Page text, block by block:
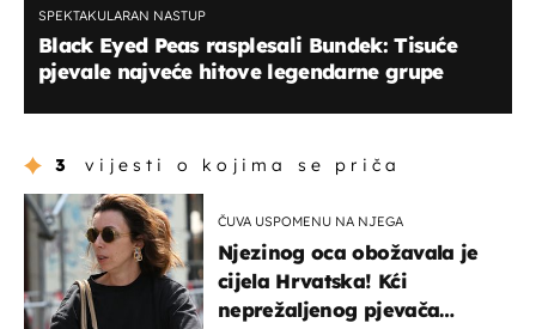
SPEKTAKULARAN NASTUP
Black Eyed Peas rasplesali Bundek: Tisuće
pjevale najveće hitove legendarne grupe
3 vijesti o kojima se priča
ČUVA USPOMENU NA NJEGA
Njezinog oca obožavala je
cijela Hrvatska! Kći
neprežaljenog pjevača